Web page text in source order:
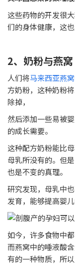
这些药物的开发很
们的身体健康，这
2、奶粉与燕窝
人们将马来西亚燕窝
方奶粉，这种奶粉
除掉，
然后添加一些易被
的成长需要。
这种配方奶粉能比
母乳所没有的。但
也是不变的真理。
研究发现，母乳中
发育，能够提高婴儿
如今，许多食物中
而燕窝中的唾液酸
有的一种物质，所